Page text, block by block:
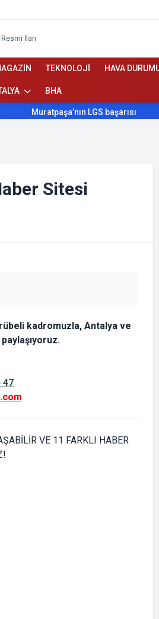
Resmi İlan
TEKNOLOJİ HAVA
BHA
Muratpaşa’nın LGS başarısı
Sitesi
kadromuzla, Antalya ve
47
VE 11 FARKLI HABER